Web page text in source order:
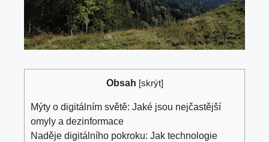
Obsah [skrýt]
Mýty o digitálním světě: Jaké jsou nejčastější
omyly a dezinformace
Naděje digitálního pokroku: Jak technologie